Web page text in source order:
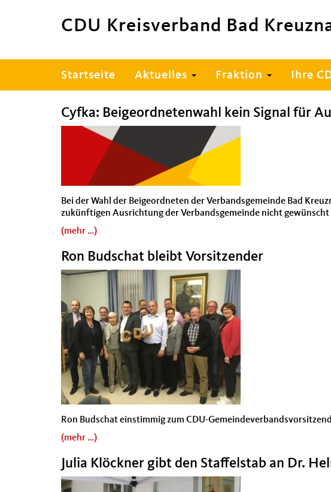
CDU Kreisverband Bad
Hauptnavigation
Startseite Aktuelles Fraktion Ihre
Cyfka: Beigeordnetenwahl kein Signal für
Bei der Wahl der Beigeordneten der Verbandsgemeinde Bad
zukünftigen Ausrichtung der Verbandsgemeinde nicht gewünscht
(mehr …)
Ron Budschat bleibt Vorsitzender
Ron Budschat einstimmig zum CDU-
(mehr …)
Julia Klöckner gibt den Staffelstab an Dr.